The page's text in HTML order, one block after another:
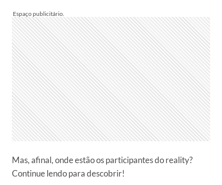
Mas, afinal, onde estão os participantes do reality?
Continue lendo para descobrir!